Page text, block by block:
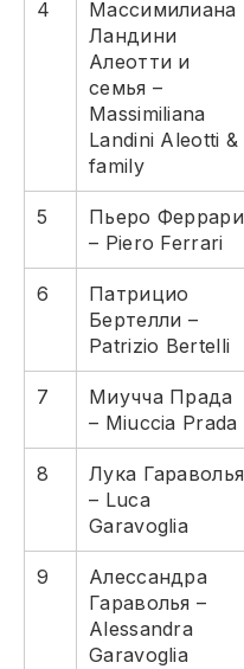
4
Массимилиана
Ландини
Алеотти и
семья –
Massimiliana
Landini Aleotti &
family
5
Пьеро Феррари
– Piero Ferrari
6
Патрицио
Бертелли –
Patrizio Bertelli
7
Миучча Прада
– Miuccia Prada
8
Лука Гараволья
– Luca
Garavoglia
9
Алессандра
Гараволья –
Alessandra
Garavoglia